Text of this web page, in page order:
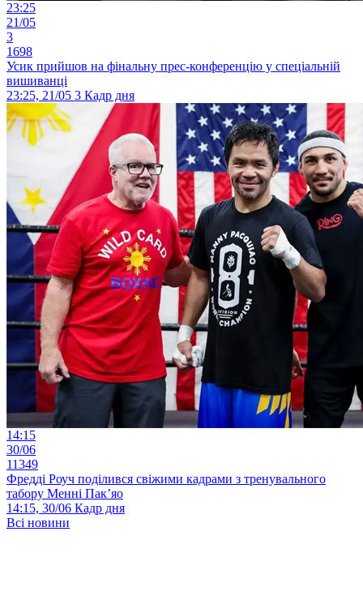
23:25
21/05
3
1698
Усик прийшов на фінальну прес-конференцію у спеціальній
вишиванці
23:25, 21/05 3 Кадр дня
14:15
30/06
11349
Фредді Роуч поділився свіжими кадрами з тренувального
табору Менні Пак’яо
14:15, 30/06 Кадр дня
Всі новини